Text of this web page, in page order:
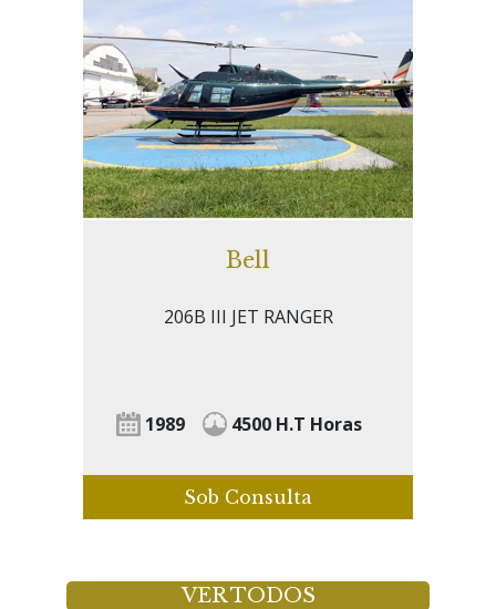
Bell
206B III JET RANGER
1989 4500 H.T Horas
Sob Consulta
VER TODOS